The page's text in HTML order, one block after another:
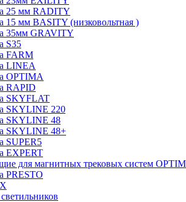
25 мм RADITY
15 мм BASITY (низковольтная )
35мм GRAVITY
S35
FARM
LINEA
OPTIMA
RAPID
SKYFLAT
SKYLINE 220
SKYLINE 48
SKYLINE 48+
SUPER5
EXPERT
для магнитных трековых систем
PRESTO